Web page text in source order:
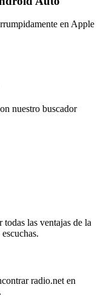
en Apple
nuestro buscador
las ventajas de la
radio.net en